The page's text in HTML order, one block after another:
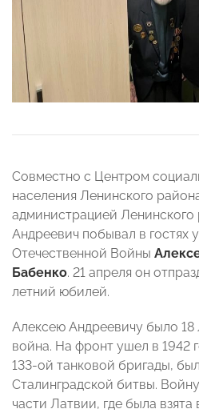
Совместно с Центром
населения Ленинского
администрацией
Андреевич побывал в гостях
Отечественной Войны
Бабенко. 21 апреля он
летний юбилей.
Алексею Андреевичу было 18
война. На фронт ушел в 1942
133-ой танковой бригады,
Сталинградской битвы.
части Латвии, где была